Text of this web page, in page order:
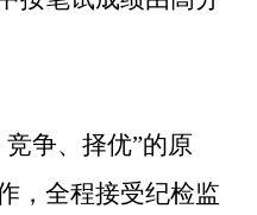
争、择优”的原
，全程接受纪检监